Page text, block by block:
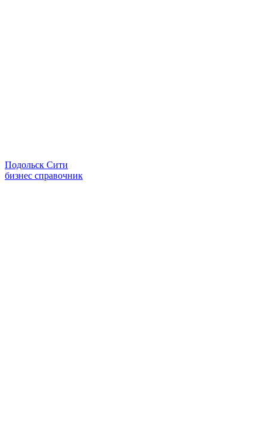
Подольск Сити
бизнес справочник